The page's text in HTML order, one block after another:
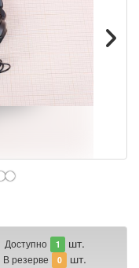
Доступно 1 шт.
В резерве 0 шт.